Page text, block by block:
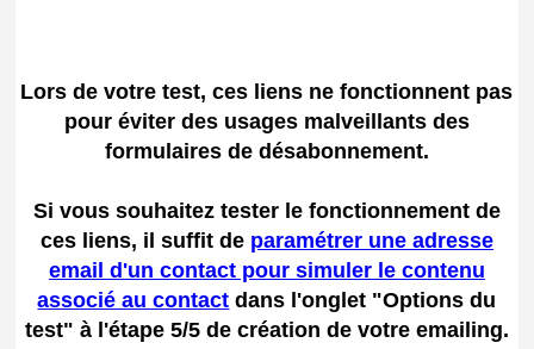
Lors de votre test, ces liens ne fonctionnent pas
pour éviter des usages malveillants des
formulaires de désabonnement.
Si vous souhaitez tester le fonctionnement de
ces liens, il suffit de paramétrer une adresse
email d'un contact pour simuler le contenu
associé au contact dans l'onglet "Options du
test" à l'étape 5/5 de création de votre emailing.